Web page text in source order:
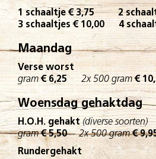
1 schaaltje € 3,75 2
3 schaaltjes € 10,00 4
Maandag
Verse worst
gram € 6,25 2x 500 gram €
Woensdag gehaktdag
H.O.H. gehakt (diverse
gram € 5,50 2x 500 gram €
Rundergehakt